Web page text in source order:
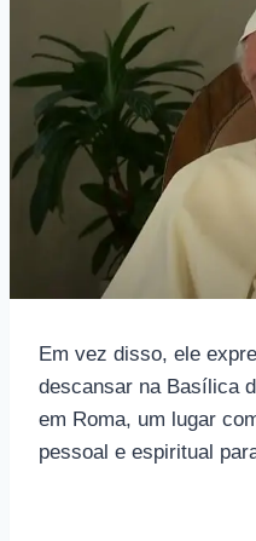
Em vez disso, ele
descansar na Basílica
em Roma, um lugar
pessoal e espiritual